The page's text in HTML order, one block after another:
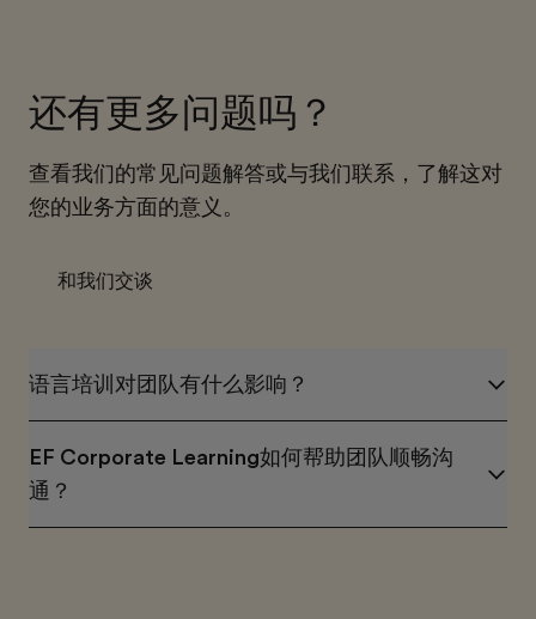
还有更多问题吗？
查看我们的常见问题解答或与我们联系，了解这对
您的业务方面的意义。
和我们交谈
语言培训对团队有什么影响？
EF Corporate Learning如何帮助团队顺畅沟
通？